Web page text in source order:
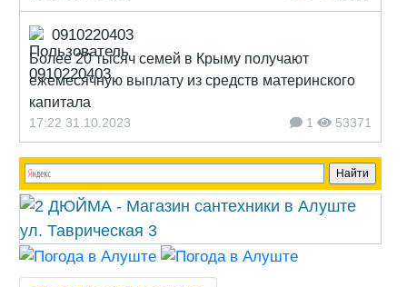
0910220403
Более 20 тысяч семей в Крыму получают
ежемесячную выплату из средств материнского
капитала
17:22 31.10.2023 1 53371